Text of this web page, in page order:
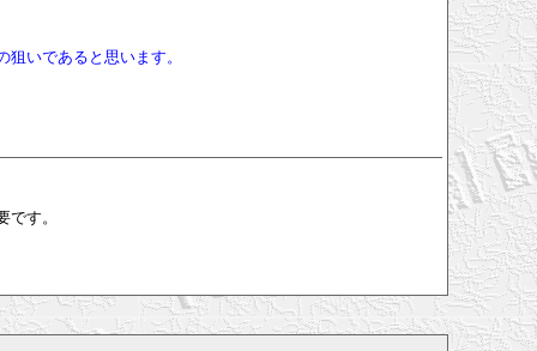
いであると思います。
す。